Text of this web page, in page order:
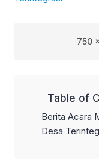
750
Table of
Berita Acara
Desa